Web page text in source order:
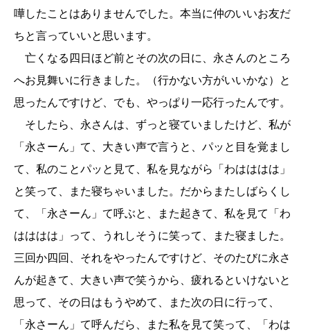
嘩したことはありませんでした。本当に仲のいいお友だ
ちと言っていいと思います。
亡くなる四日ほど前とその次の日に、永さんのところ
へお見舞いに行きました。（行かない方がいいかな）と
思ったんですけど、でも、やっぱり一応行ったんです。
そしたら、永さんは、ずっと寝ていましたけど、私が
「永さーん」て、大きい声で言うと、パッと目を覚まし
て、私のことパッと見て、私を見ながら「わはははは」
と笑って、また寝ちゃいました。だからまたしばらくし
て、「永さーん」て呼ぶと、また起きて、私を見て「わ
はははは」って、うれしそうに笑って、また寝ました。
三回か四回、それをやったんですけど、そのたびに永さ
んが起きて、大きい声で笑うから、疲れるといけないと
思って、その日はもうやめて、また次の日に行って、
「永さーん」て呼んだら、また私を見て笑って、「わは